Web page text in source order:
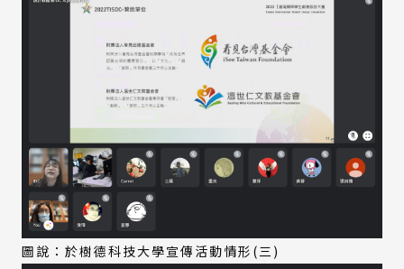
圖說：於樹德科技大學宣傳活動情形(三)